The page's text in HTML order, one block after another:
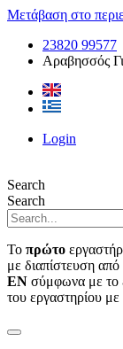
Μετάβαση στο
23820 99577
Αραβησσός
Login
Search
Search
Το πρώτο
με διαπίστευση από
ΕΝ σύμφωνα με το
του εργαστηρίου με